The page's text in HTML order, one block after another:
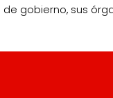
gobierno, sus